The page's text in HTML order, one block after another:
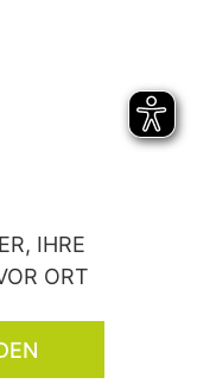
IHRE
ORT